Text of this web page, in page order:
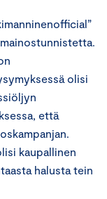
olisi
että
kaupallinen
halusta tein